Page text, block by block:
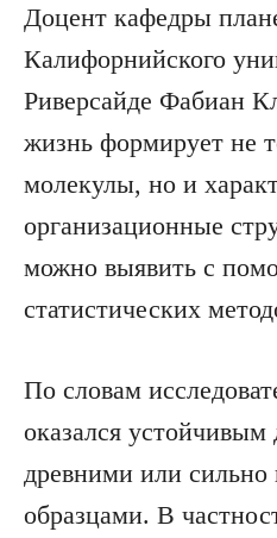
Доцент кафедры
Калифорнийского
Риверсайде Фабиан
жизнь формирует не
молекулы, но и
организационные
можно выявить с
статистических
По словам
оказался устойчивым
древними или
образцами. В